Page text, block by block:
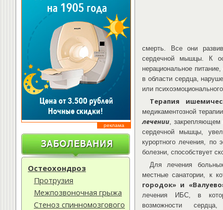
реклама
Остеохондроз
Протрузия
Межпозвоночная грыжа
Стеноз спинномозгового
смерть. Все они
сердечной мышцы. К
нерациональное
в области сердца,
или
Терапия
медикаментозной
лечении, закрепляющем
сердечной мышцы,
курортного лечения, по
болезни, способствует
Для лечения
местные санатории, к
городок» и
лечения ИБС, в
возможности